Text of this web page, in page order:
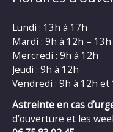
Lundi : 13h à 17h
Mardi : 9h à 12h –
Mercredi : 9h à 12h
Jeudi : 9h à 12h
Vendredi : 9h à 12h et
Astreinte en cas
d’ouverture et les